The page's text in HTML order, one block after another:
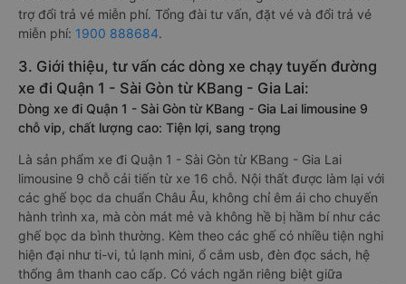
trợ đổi trả vé miễn phí. Tổng đài tư vấn, đặt vé và đổi trả vé
miễn phí: 1900 888684.
3. Giới thiệu, tư vấn các dòng xe chạy tuyến đường
xe đi Quận 1 - Sài Gòn từ KBang - Gia Lai:
Dòng xe đi Quận 1 - Sài Gòn từ KBang - Gia Lai limousine 9
chỗ vip, chất lượng cao: Tiện lợi, sang trọng
Là sản phẩm xe đi Quận 1 - Sài Gòn từ KBang - Gia Lai
limousine 9 chỗ cải tiến từ xe 16 chỗ. Nội thất được làm lại với
các ghế bọc da chuẩn Châu Âu, không chỉ êm ái cho chuyến
hành trình xa, mà còn mát mẻ và không hề bị hầm bí như các
ghế bọc da bình thường. Kèm theo các ghế có nhiều tiện nghi
hiện đại như ti-vi, tủ lạnh mini, ổ cắm usb, đèn đọc sách, hệ
thống âm thanh cao cấp. Có vách ngăn riêng biệt giữa